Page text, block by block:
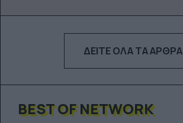
ΔΕΊΤΕ ΌΛΑ ΤΑ ΆΡΘΡΑ
BEST OF NETWORK